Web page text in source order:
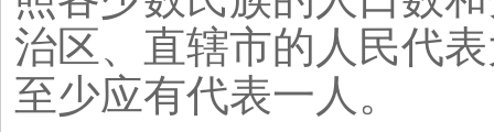
治区、直辖市的人民代
至少应有代表一人。